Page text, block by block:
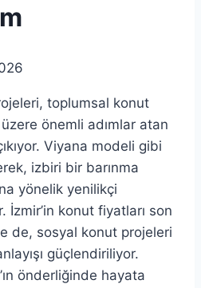
toplumsal konut
üzere önemli adımlar atan
Viyana modeli gibi
izbiri bir barınma
yönelik yenilikçi
İzmir’in konut fiyatları son
de, sosyal konut projeleri
güçlendiriliyor.
önderliğinde hayata